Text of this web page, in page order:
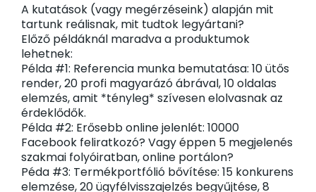
A kutatások (vagy megérzéseink) alapján mit
tartunk reálisnak, mit tudtok legyártani?
Előző példáknál maradva a produktumok
lehetnek:
Példa #1: Referencia munka bemutatása: 10 ütős
render, 20 profi magyarázó ábrával, 10 oldalas
elemzés, amit *tényleg* szívesen elolvasnak az
érdeklődők.
Példa #2: Erősebb online jelenlét: 10000
Facebook feliratkozó? Vagy éppen 5 megjelenés
szakmai folyóiratban, online portálon?
Péda #3: Termékportfólió bővítése: 15 konkurens
elemzése, 20 ügyfélvisszajelzés begyűjtése, 8